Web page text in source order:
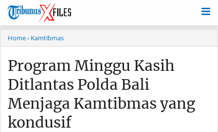
Home› Kamtibmas
Program Minggu Kasih
Ditlantas Polda Bali
Menjaga Kamtibmas yang
kondusif